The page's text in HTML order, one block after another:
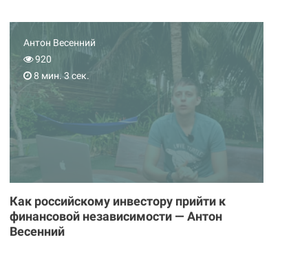
Антон Весенний
920
8 мин. 3 сек.
Как российскому инвестору прийти к
финансовой независимости — Антон
Весенний